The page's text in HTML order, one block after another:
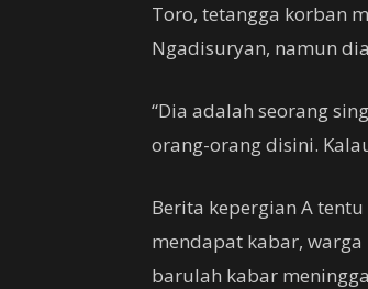
Toro, tetangga korban
Ngadisuryan, namun
“Dia adalah seorang
orang-orang disini.
Berita kepergian A
mendapat kabar, warga
barulah kabar